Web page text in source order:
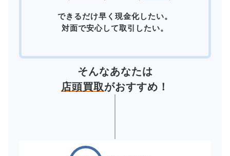
できるだけ早く現金化したい。
対面で安心して取引したい。
そんなあなたは
店頭買取がおすすめ！